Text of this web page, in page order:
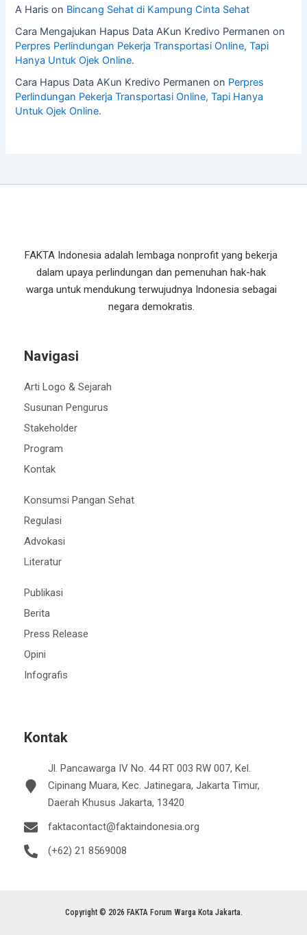
A Haris on Bincang Sehat di Kampung Cinta Sehat
Cara Mengajukan Hapus Data AKun Kredivo Permanen on
Perpres Perlindungan Pekerja Transportasi Online, Tapi
Hanya Untuk Ojek Online.
Cara Hapus Data AKun Kredivo Permanen on Perpres
Perlindungan Pekerja Transportasi Online, Tapi Hanya
Untuk Ojek Online.
FAKTA Indonesia adalah lembaga nonprofit yang bekerja
dalam upaya perlindungan dan pemenuhan hak-hak
warga untuk mendukung terwujudnya Indonesia sebagai
negara demokratis.
Navigasi
Arti Logo & Sejarah
Susunan Pengurus
Stakeholder
Program
Kontak
Konsumsi Pangan Sehat
Regulasi
Advokasi
Literatur
Publikasi
Berita
Press Release
Opini
Infografis
Kontak
Jl. Pancawarga IV No. 44 RT 003 RW 007, Kel.
Cipinang Muara, Kec. Jatinegara, Jakarta Timur,
Daerah Khusus Jakarta, 13420
faktacontact@faktaindonesia.org
(+62) 21 8569008
Copyright © 2026 FAKTA Forum Warga Kota Jakarta.